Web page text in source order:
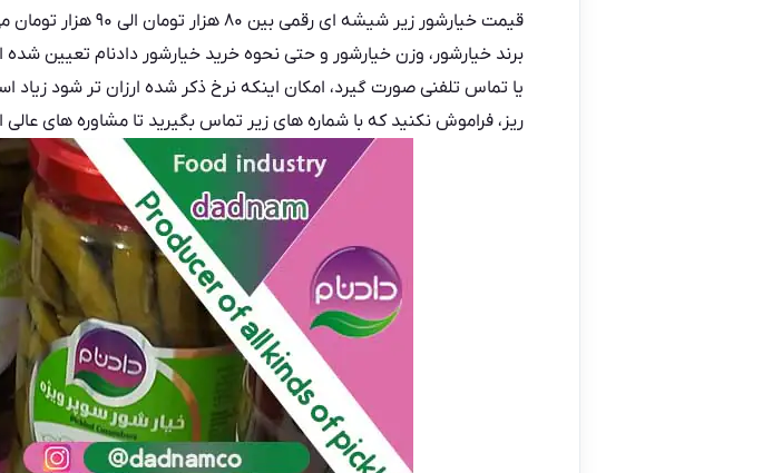
قیمت خیارشور زیر شیشه ای
رقمی بین ۸۰
برند خیارشور، وزن خیارشور و حتی نحوه خرید خیارشور دادنام تعیین
یا تماس تلفنی صورت گیرد، امکان اینکه نرخ ذکر شده ارزان تر شود
ریز، فراموش نکنید که با شماره های زیر تماس بگیرید تا مشاوره های